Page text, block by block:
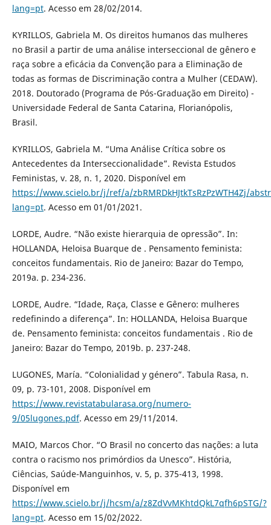
lang=pt. Acesso em 28/02/2014.
KYRILLOS, Gabriela M. Os direitos humanos das mulheres
no Brasil a partir de uma análise interseccional de gênero e
raça sobre a eficácia da Convenção para a Eliminação de
todas as formas de Discriminação contra a Mulher (CEDAW).
2018. Doutorado (Programa de Pós-Graduação em Direito) -
Universidade Federal de Santa Catarina, Florianópolis,
Brasil.
KYRILLOS, Gabriela M. “Uma Análise Crítica sobre os
Antecedentes da Interseccionalidade”. Revista Estudos
Feministas, v. 28, n. 1, 2020. Disponível em
https://www.scielo.br/j/ref/a/zbRMRDkHJtkTsRzPzWTH4Zj/
lang=pt. Acesso em 01/01/2021.
LORDE, Audre. “Não existe hierarquia de opressão”. In:
HOLLANDA, Heloisa Buarque de . Pensamento feminista:
conceitos fundamentais. Rio de Janeiro: Bazar do Tempo,
2019a. p. 234-236.
LORDE, Audre. “Idade, Raça, Classe e Gênero: mulheres
redefinindo a diferença”. In: HOLLANDA, Heloisa Buarque
de. Pensamento feminista: conceitos fundamentais . Rio de
Janeiro: Bazar do Tempo, 2019b. p. 237-248.
LUGONES, María. “Colonialidad y género”. Tabula Rasa, n.
09, p. 73-101, 2008. Disponível em
https://www.revistatabularasa.org/numero-
9/05lugones.pdf. Acesso em 29/11/2014.
MAIO, Marcos Chor. “O Brasil no concerto das nações: a luta
contra o racismo nos primórdios da Unesco”. História,
Ciências, Saúde-Manguinhos, v. 5, p. 375-413, 1998.
Disponível em
https://www.scielo.br/j/hcsm/a/z8ZdVvMKhtdQkL7qfh6pSTG/?
lang=pt. Acesso em 15/02/2022.